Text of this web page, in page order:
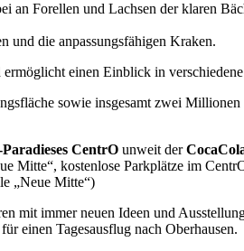
an Forellen und Lachsen der klaren
und die anpassungsfähigen Kraken.
einen Einblick in
sowie insgesamt zwei
CentrO unweit der
kostenlose Parkplätze im
„Neue Mitte“)
mit immer neuen Ideen und
einen Tagesausflug nach Oberhausen.